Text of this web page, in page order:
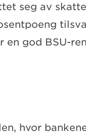
seg av
god BSU-
hvor